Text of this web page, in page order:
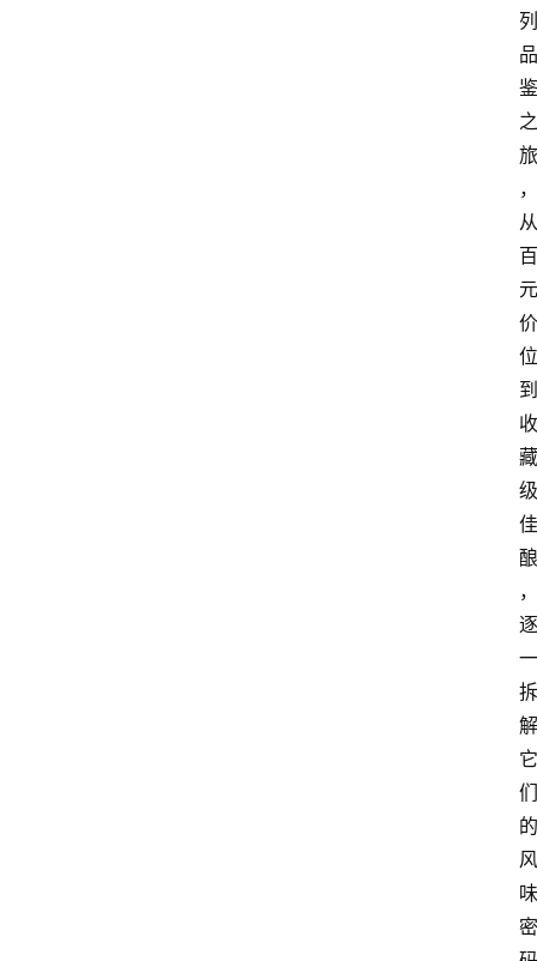
列
品
鉴
之
旅
，
从
百
元
价
位
到
收
藏
级
佳
酿
，
逐
一
拆
解
它
们
的
风
味
密